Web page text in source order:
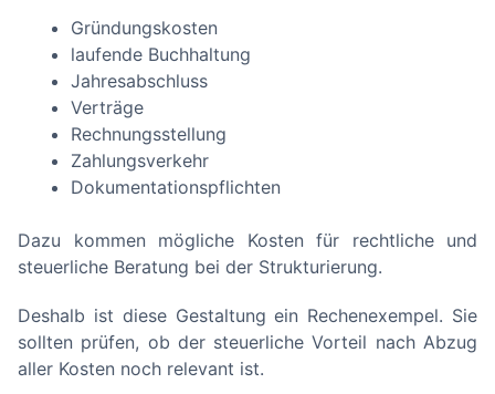
Gründungskosten
laufende Buchhaltung
Jahresabschluss
Verträge
Rechnungsstellung
Zahlungsverkehr
Dokumentationspflichten
Dazu kommen mögliche Kosten für rechtliche und
steuerliche Beratung bei der Strukturierung.
Deshalb ist diese Gestaltung ein Rechenexempel. Sie
sollten prüfen, ob der steuerliche Vorteil nach Abzug
aller Kosten noch relevant ist.